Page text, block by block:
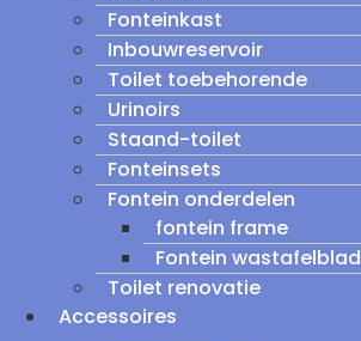
Fonteinkast
Inbouwreservoir
Toilet toebehorende
Urinoirs
Staand-toilet
Fonteinsets
Fontein onderdelen
fontein frame
Fontein wastafelblad
Toilet renovatie
Accessoires